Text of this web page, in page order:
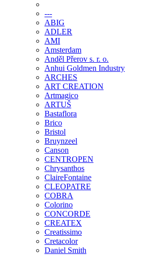
---
ABIG
ADLER
AMI
Amsterdam
Anděl Přerov s. r. o.
Anhui Goldmen Industry
ARCHES
ART CREATION
Artmagico
ARTUŠ
Bastaflora
Brico
Bristol
Bruynzeel
Canson
CENTROPEN
Chrysanthos
ClaireFontaine
CLEOPATRE
COBRA
Colorino
CONCORDE
CREATEX
Creatissimo
Cretacolor
Daniel Smith